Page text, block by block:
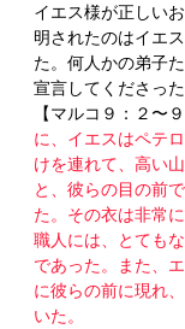
イエス様が正しい
明されたのはイエ
た。何人かの弟子
宣言してくださった
【マルコ９：２〜９
に、イエスはペテ
けを連れて、高い
と、彼らの目の前
た。その衣は非常
職人には、とても
であった。また、
に彼らの前に現れ
いた。